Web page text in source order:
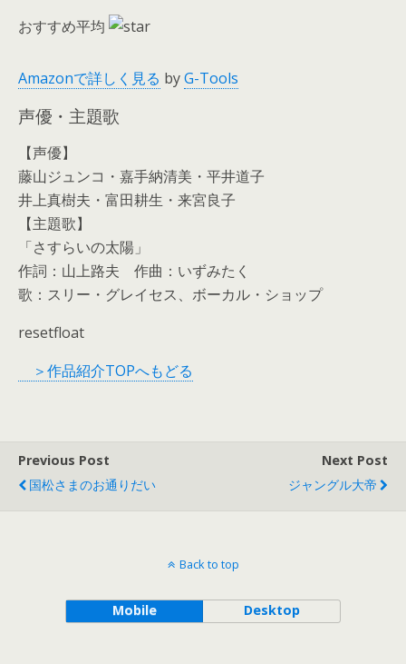
おすすめ平均
Amazonで詳しく見る byG-Tools
声優・主題歌
【声優】
藤山ジュンコ・嘉手納清美・平井道子
井上真樹夫・富田耕生・来宮良子
【主題歌】
「さすらいの太陽」
作詞：山上路夫 作曲：いずみたく
歌：スリー・グレイセス、ボーカル・ショップ
resetfloat
＞作品紹介TOPへもどる
Previous Post
国松さまのお通りだい
Next Post
ジャングル大帝
Back to top
Mobile Desktop